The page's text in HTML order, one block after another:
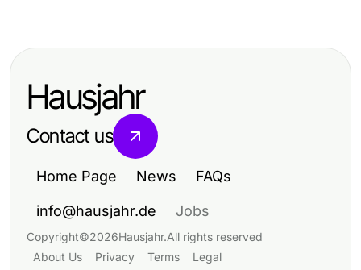
Hausjahr
Contact us
Home Page News FAQs
info@hausjahr.de Jobs
Copyright©2026Hausjahr.All rights reserved
About Us
Privacy Terms Legal